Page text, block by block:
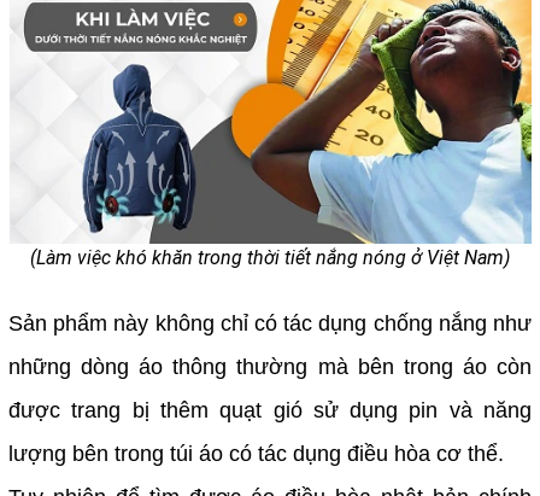
(Làm việc khó khăn trong thời tiết nắng nóng ở Việt Nam)
Sản phẩm này không chỉ có tác dụng chống nắng như
những dòng áo thông thường mà bên trong áo còn
được trang bị thêm quạt gió sử dụng pin và năng
lượng bên trong túi áo có tác dụng điều hòa cơ thể.